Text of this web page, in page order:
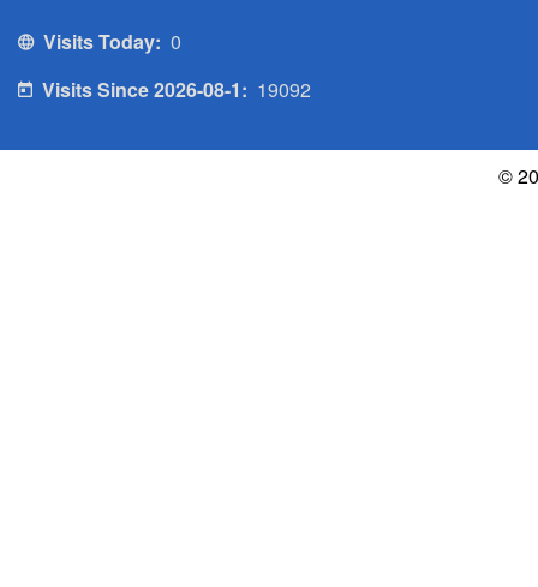
Visits Today: 0
Visits Since 2026-08-1: 19092
©